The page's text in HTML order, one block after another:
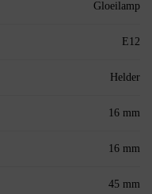
Gloeilamp
E12
Helder
16 mm
16 mm
45 mm